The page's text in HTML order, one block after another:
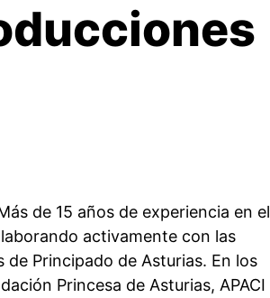
de 15 años de experiencia en el
activamente con las
Principado de Asturias. En los
Princesa de Asturias, APACI